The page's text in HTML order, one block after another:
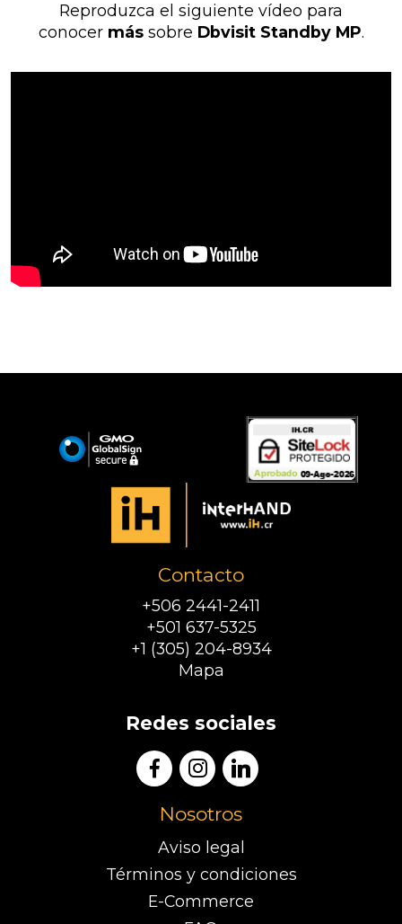
Reproduzca el siguiente vídeo para
conocer mássobre Dbvisit Standby MP.
Contacto
+506 2441-2411
+501 637-5325
+1 (305) 204-8934
Mapa
Redes sociales
Nosotros
Aviso legal
Términos y condiciones
E-Commerce